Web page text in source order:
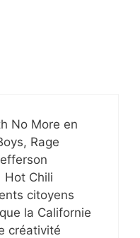
No More en
Rage
Hot Chili
citoyens
la Californie
créativité